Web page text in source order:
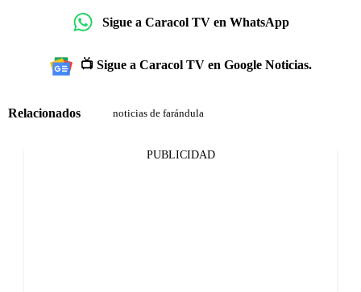
Sigue a Caracol TV en WhatsApp
📺 Sigue a Caracol TV en Google Noticias.
Relacionados noticias de farándula
PUBLICIDAD